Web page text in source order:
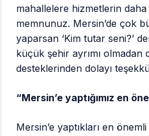
mahallelere hizmetlerin daha
memnunuz. Mersin’de çok
yaparsan ‘Kim tutar seni?’
küçük şehir ayrımı
desteklerinden dolayı
“Mersin’e yaptığımız en
Mersin’e yaptıkları en